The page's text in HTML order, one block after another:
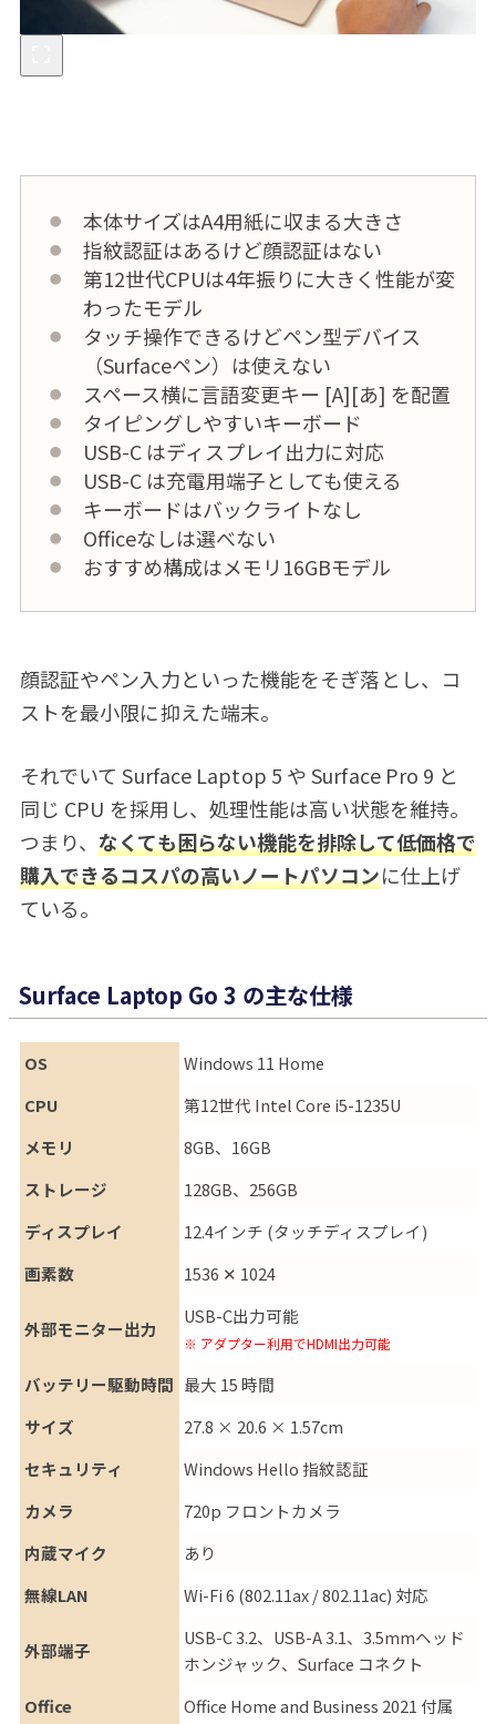
本体サイズはA4用紙に収まる大きさ
指紋認証はあるけど顔認証はない
第12世代CPUは4年振りに大きく性能が変
わったモデル
タッチ操作できるけどペン型デバイス
（Surfaceペン）は使えない
スペース横に言語変更キー [A][あ] を配置
タイピングしやすいキーボード
USB-C はディスプレイ出力に対応
USB-C は充電用端子としても使える
キーボードはバックライトなし
Officeなしは選べない
おすすめ構成はメモリ16GBモデル
顔認証やペン入力といった機能をそぎ落とし、コ
ストを最小限に抑えた端末。
それでいて Surface Laptop 5 や Surface Pro 9 と
同じ CPU を採用し、処理性能は高い状態を維持。
つまり、なくても困らない機能を排除して低価格で
購入できるコスパの高いノートパソコンに仕上げ
ている。
Surface Laptop Go 3 の主な仕様
OS
Windows 11 Home
CPU
第12世代 Intel Core i5-1235U
メモリ
8GB、16GB
ストレージ
128GB、256GB
ディスプレイ
12.4インチ (タッチディスプレイ)
画素数
1536 ✕ 1024
外部モニター出力
USB-C出力可能
※ アダプター利用でHDMI出力可能
バッテリー駆動時間 最大 15 時間
サイズ
27.8 × 20.6 × 1.57cm
セキュリティ
Windows Hello 指紋認証
カメラ
720p フロントカメラ
内蔵マイク
あり
無線LAN
Wi-Fi 6 (802.11ax / 802.11ac) 対応
外部端子
USB-C 3.2、USB-A 3.1、3.5mmヘッド
ホンジャック、Surface コネクト
Office
Office Home and Business 2021 付属